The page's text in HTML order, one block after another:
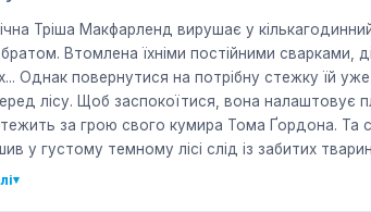
Тріша Макфарленд вирушає у
Втомлена їхніми постійними сварками,
Однак повернутися на потрібну стежку їй
лісу. Щоб заспокоїтися, вона налаштовує
за грою свого кумира Тома Ґордона. Та
у густому темному лісі слід із забитих
до неї. Він спостерігає і чекає...
▾